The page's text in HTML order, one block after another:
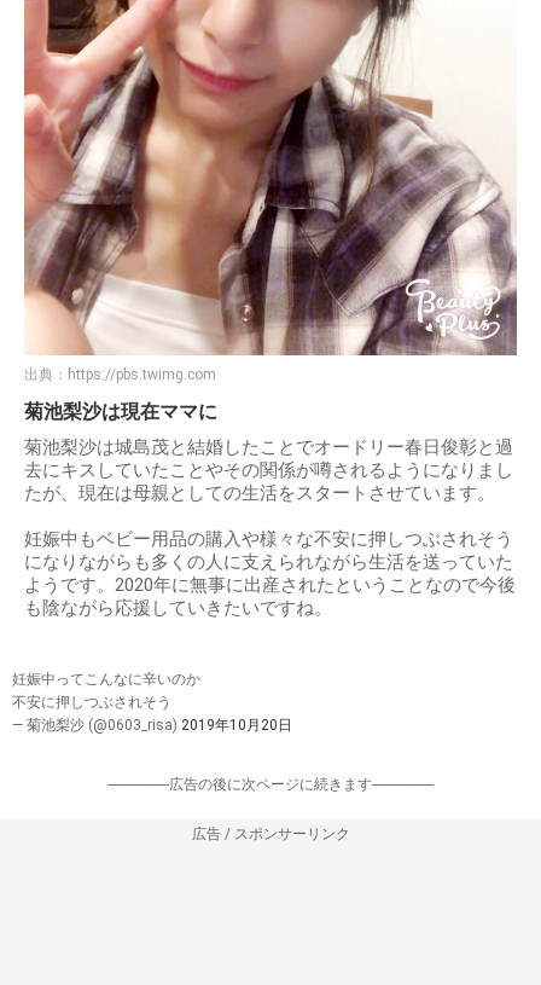
出典： https://pbs.twimg.com
菊池梨沙は現在ママに
菊池梨沙は城島茂と結婚したことでオードリー春日俊彰と過
去にキスしていたことやその関係が噂されるようになりまし
たが、現在は母親としての生活をスタートさせています。
妊娠中もベビー用品の購入や様々な不安に押しつぶされそう
になりながらも多くの人に支えられながら生活を送っていた
ようです。2020年に無事に出産されたということなので今後
も陰ながら応援していきたいですね。
妊娠中ってこんなに辛いのか
不安に押しつぶされそう
— 菊池梨沙 (@0603_risa) 2019年10月20日
-----------------広告の後に次ページに続きます-----------------
広告 / スポンサーリンク